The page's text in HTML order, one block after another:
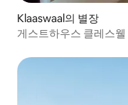
Klaaswaal의 별장
게스트하우스 클레스웰